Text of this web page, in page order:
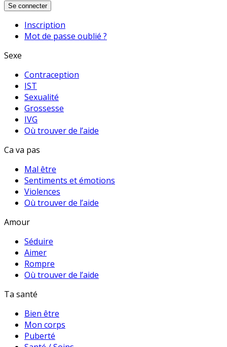
Se connecter
Inscription
Mot de passe oublié ?
Sexe
Contraception
IST
Sexualité
Grossesse
IVG
Où trouver de l’aide
Ca va pas
Mal être
Sentiments et émotions
Violences
Où trouver de l’aide
Amour
Séduire
Aimer
Rompre
Où trouver de l’aide
Ta santé
Bien être
Mon corps
Puberté